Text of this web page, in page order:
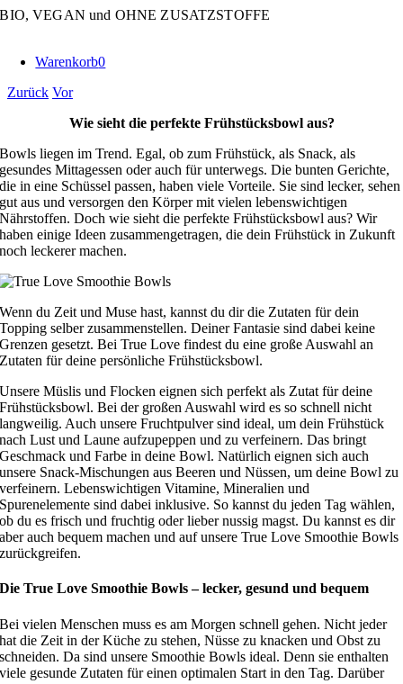
Zum
BIO, VEGAN und OHNE ZUSATZSTOFFE
Warenkorb0
Zurück Vor
Wie sieht die perfekte Frühstücksbowl aus?
Bowls liegen im Trend. Egal, ob zum Frühstück, als Snack, als
gesundes Mittagessen oder auch für unterwegs. Die bunten Gerichte,
die in eine Schüssel passen, haben viele Vorteile. Sie sind lecker, sehen
gut aus und versorgen den Körper mit vielen lebenswichtigen
Nährstoffen. Doch wie sieht die perfekte Frühstücksbowl aus? Wir
haben einige Ideen zusammengetragen, die dein Frühstück in Zukunft
noch leckerer machen.
Wenn du Zeit und Muse hast, kannst du dir die Zutaten für dein
Topping selber zusammenstellen. Deiner Fantasie sind dabei keine
Grenzen gesetzt. Bei True Love findest du eine große Auswahl an
Zutaten für deine persönliche Frühstücksbowl.
Unsere Müslis und Flocken eignen sich perfekt als Zutat für deine
Frühstücksbowl. Bei der großen Auswahl wird es so schnell nicht
langweilig. Auch unsere Fruchtpulver sind ideal, um dein Frühstück
nach Lust und Laune aufzupeppen und zu verfeinern. Das bringt
Geschmack und Farbe in deine Bowl. Natürlich eignen sich auch
unsere Snack-Mischungen aus Beeren und Nüssen, um deine Bowl zu
verfeinern. Lebenswichtigen Vitamine, Mineralien und
Spurenelemente sind dabei inklusive. So kannst du jeden Tag wählen,
ob du es frisch und fruchtig oder lieber nussig magst. Du kannst es dir
aber auch bequem machen und auf unsere True Love Smoothie Bowls
zurückgreifen.
Die True Love Smoothie Bowls – lecker, gesund und bequem
Bei vielen Menschen muss es am Morgen schnell gehen. Nicht jeder
hat die Zeit in der Küche zu stehen, Nüsse zu knacken und Obst zu
schneiden. Da sind unsere Smoothie Bowls ideal. Denn sie enthalten
viele gesunde Zutaten für einen optimalen Start in den Tag. Darüber